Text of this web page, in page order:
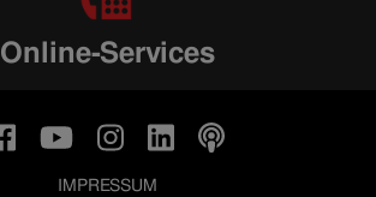
Online-Services
IMPRESSUM